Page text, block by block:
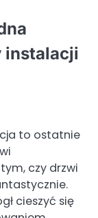
instalacji
to ostatnie
czy drzwi
cieszyć się